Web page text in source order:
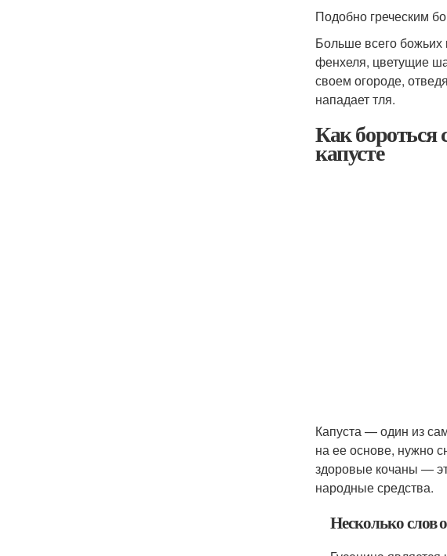
Подобно греческим
Больше всего божьих
фенхеля, цветущие
своем огороде,
нападает тля.
Как бороться
капусте
Капуста — один из
на ее основе, нужно
здоровые кочаны —
народные средства.
Несколько слов